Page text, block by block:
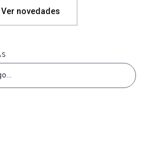
Ver novedades